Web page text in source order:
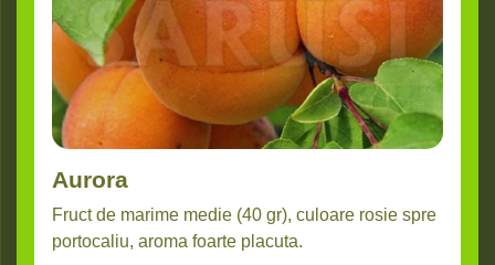
Aurora
Fruct de marime medie (40 gr), culoare rosie spre
portocaliu, aroma foarte placuta.